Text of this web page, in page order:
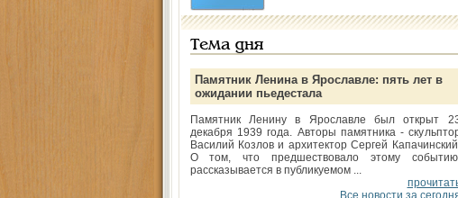
Тема дня
Памятник Ленина в Ярославле: пять лет в
ожидании пьедестала
Памятник Ленину в Ярославле был открыт
декабря 1939 года. Авторы памятника -
Василий Козлов и архитектор Сергей
О том, что предшествовало этому
рассказывается в публикуемом ...
Все новости за